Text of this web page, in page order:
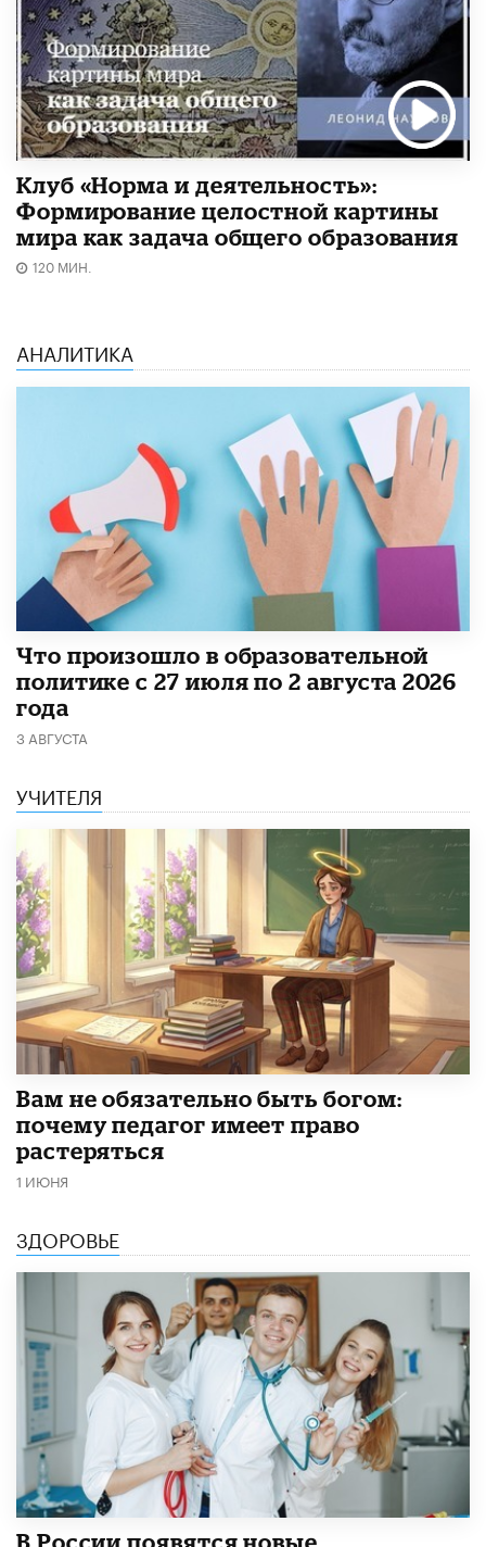
Клуб «Норма и деятельность»:
Формирование целостной картины
мира как задача общего образования
120 МИН.
АНАЛИТИКА
​Что произошло в образовательной
политике с 27 июля по 2 августа 2026
года
3 АВГУСТА
УЧИТЕЛЯ
​Вам не обязательно быть богом:
почему педагог имеет право
растеряться
1 ИЮНЯ
ЗДОРОВЬЕ
В России появятся новые